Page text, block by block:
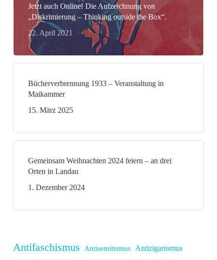
Jetzt auch Online! Die Aufzeichnung von
„Diskrimierung – Thinking outside the Box“.
22. April 2021
Bücherverbrennung 1933 – Veranstaltung in
Maikammer
15. März 2025
Gemeinsam Weihnachten 2024 feiern – an drei
Orten in Landau
1. Dezember 2024
Antifaschismus Antisemitismus Antiziganismus